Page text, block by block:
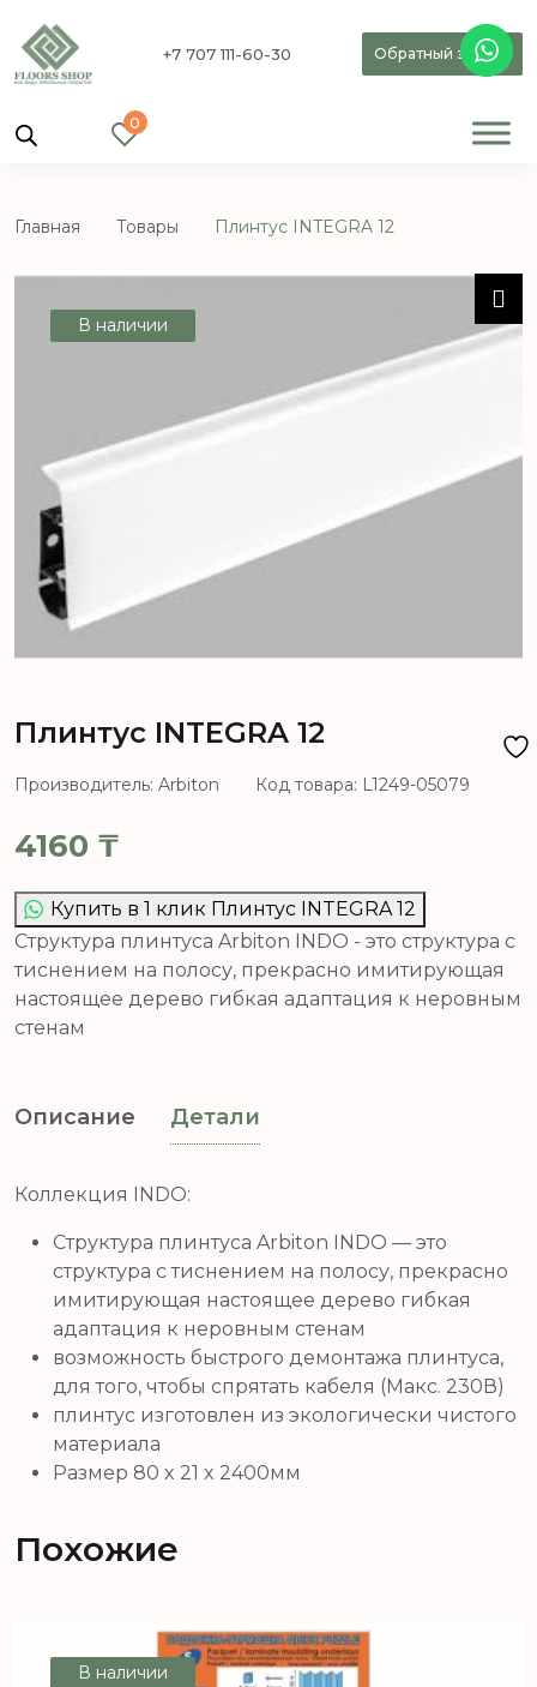
+7 707 111-60-30 Обратный звонок
0
Главная Товары Плинтус INTEGRA 12
В наличии
Плинтус INTEGRA 12
Производитель: Arbiton Код товара: L1249-05079
4160 ₸
Купить в 1 клик Плинтус INTEGRA 12
Структура плинтуса Arbiton INDO - это структура с
тиснением на полосу, прекрасно имитирующая
настоящее дерево гибкая адаптация к неровным
стенам
Описание Детали
Коллекция INDO:
Структура плинтуса Arbiton INDO — это
структура с тиснением на полосу, прекрасно
имитирующая настоящее дерево гибкая
адаптация к неровным стенам
возможность быстрого демонтажа плинтуса,
для того, чтобы спрятать кабеля (Макс. 230В)
плинтус изготовлен из экологически чистого
материала
Размер 80 x 21 x 2400мм
Похожие
В наличии